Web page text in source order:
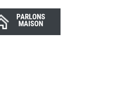
PARLONS
MAISON